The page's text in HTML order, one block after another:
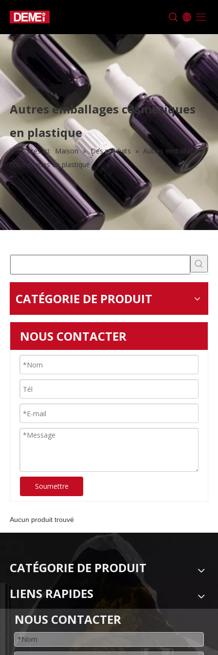
Autres emballages cosmétiques
en plastique
Vous êtes ici: Maison » Des produits » Autres emballages
cosmétiques en plastique
CATÉGORIE DE PRODUIT
NOUS CONTACTER
Soumettre
Aucun produit trouvé
CATÉGORIE DE PRODUIT
LIENS RAPIDES
NOUS CONTACTER